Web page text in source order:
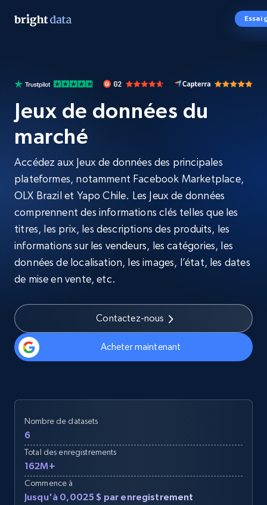
Essai
Jeux de données du
marché
Accédez aux Jeux de données des principales
plateformes, notamment Facebook Marketplace,
OLX Brazil et Yapo Chile. Les Jeux de données
comprennent des informations clés telles que les
titres, les prix, les descriptions des produits, les
informations sur les vendeurs, les catégories, les
données de localisation, les images, l’état, les dates
de mise en vente, etc.
Contactez-nous
Acheter maintenant
Nombre de datasets
6
Total des enregistrements
162M+
Commence à
Jusqu'à 0,0025 $ par enregistrement